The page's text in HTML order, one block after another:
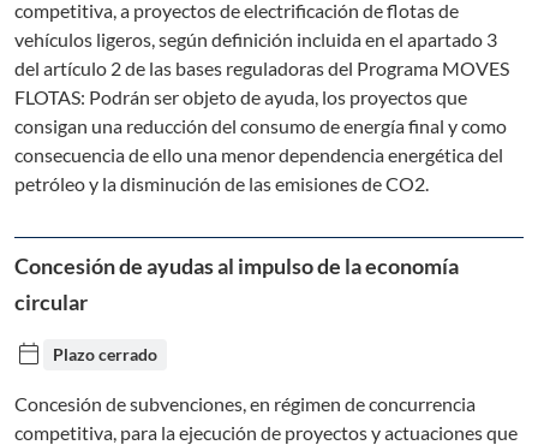
competitiva, a proyectos de electrificación de flotas de
vehículos ligeros, según definición incluida en el apartado 3
del artículo 2 de las bases reguladoras del Programa MOVES
FLOTAS: Podrán ser objeto de ayuda, los proyectos que
consigan una reducción del consumo de energía final y como
consecuencia de ello una menor dependencia energética del
petróleo y la disminución de las emisiones de CO2.
Concesión de ayudas al impulso de la economía
circular
calendar_today Plazo cerrado
Concesión de subvenciones, en régimen de concurrencia
competitiva, para la ejecución de proyectos y actuaciones que